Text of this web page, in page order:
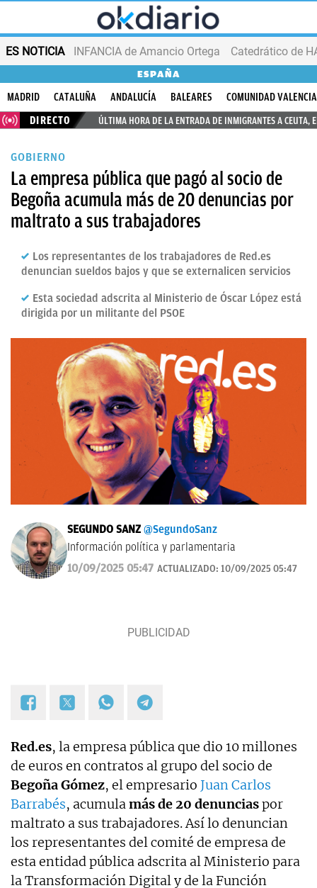
ES NOTICIA INFANCIA de Amancio Ortega
ESPAÑA
MADRID CATALUÑA ANDALUCÍA BALEARES
COMUNIDAD
DIRECTO
ÚLTIMA HORA DE LA ENTRADA DE INMIGRANTES A CEUTA,
GOBIERNO
La empresa pública que pagó al socio de
Begoña acumula más de 20 denuncias por
maltrato a sus trabajadores
Los representantes de los trabajadores de Red.es
denuncian sueldos bajos y que se externalicen servicios
Esta sociedad adscrita al Ministerio de Óscar López está
dirigida por un militante del PSOE
SEGUNDO SANZ @SegundoSanz
Información política y parlamentaria
10/09/2025 05:47 ACTUALIZADO: 10/09/2025 05:47
Red.es, la empresa pública que dio 10 millones
de euros en contratos al grupo del socio de
Begoña Gómez, el empresario Juan Carlos
Barrabés, acumulamás de 20 denunciaspor
maltrato a sus trabajadores. Así lo denuncian
los representantes del comité de empresa de
esta entidad pública adscrita al Ministerio para
la Transformación Digital y de la Función